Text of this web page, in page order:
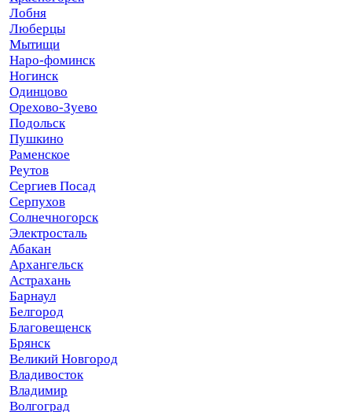
Лобня
Люберцы
Мытищи
Наро-фоминск
Ногинск
Одинцово
Орехово-Зуево
Подольск
Пушкино
Раменское
Реутов
Сергиев Посад
Серпухов
Солнечногорск
Электросталь
Абакан
Архангельск
Астрахань
Барнаул
Белгород
Благовещенск
Брянск
Великий Новгород
Владивосток
Владимир
Волгоград